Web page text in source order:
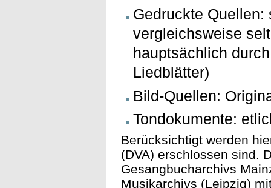
Gedruckte
vergleichsweise
hauptsächlich
Liedblätter)
Bild-Quellen:
Tondokumente:
Berücksichtigt werden
(DVA) erschlossen sind.
Gesangbucharchivs
Musikarchivs (Leipzig)